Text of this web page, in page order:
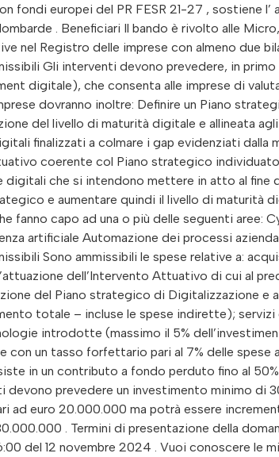
fondi europei del PR FESR 21-27 , sostiene
. Beneficiari Il bando è rivolto alle
nel Registro delle imprese con almeno due
Gli interventi devono prevedere, in primo
digitale), che consenta alle imprese di
dovranno inoltre: Definire un Piano
del livello di maturità digitale e allineata
finalizzati a colmare i gap evidenziati dalla
coerente col Piano strategico
che si intendono mettere in atto al fine
e aumentare quindi il livello di maturità
fanno capo ad una o più delle seguenti aree:
artificiale Automazione dei processi
Sono ammissibili le spese relative a:
dell’Intervento Attuativo di cui al
del Piano strategico di Digitalizzazione e
totale – incluse le spese indirette); servizi
introdotte (massimo il 5%
un tasso forfettario pari al 7% delle spese
in un contributo a fondo perduto fino al
devono prevedere un investimento minimo di
ad euro 20.000.000 ma potrà essere
. Termini di presentazione della
del 12 novembre 2024 . Vuoi conoscere le